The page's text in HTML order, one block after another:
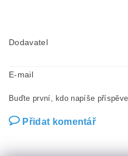
Dodavatel
E-mail
Buďte první, kdo napíše
Přidat komentář